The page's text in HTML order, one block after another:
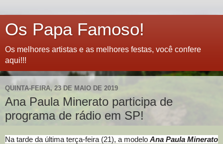
Os Papa Famoso!
Os melhores artistas e as melhores festas, você confere
aqui!!!
QUINTA-FEIRA, 23 DE MAIO DE 2019
Ana Paula Minerato participa de
programa de rádio em SP!
Na tarde da última terça-feira (21), a modelo Ana Paula Minerato